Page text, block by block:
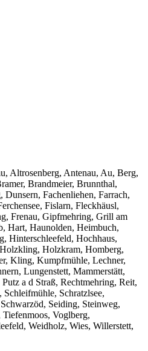
Altrosenberg, Antenau, Au, Berg,
Brandmeier, Brunnthal,
Dunsern, Fachenliehen, Farrach,
Fislarn, Fleckhäusl,
Frenau, Gipfmehring, Grill am
Hart, Haunolden, Heimbuch,
Hinterschleefeld, Hochhaus,
Holzkram, Homberg,
Kling, Kumpfmühle, Lechner,
Lungenstett, Mammerstätt,
a d Straß, Rechtmehring, Reit,
Schleifmühle, Schratzlsee,
Seiding, Steinweg,
Tiefenmoos, Voglberg,
Weidholz, Wies, Willerstett,